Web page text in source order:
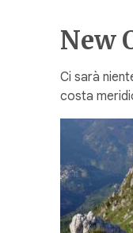
New
Ci sarà
costa